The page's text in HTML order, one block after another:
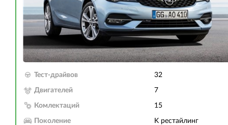
Тест-драйвов 32
Двигателей 7
Комлектаций 15
Поколение K рестайлинг